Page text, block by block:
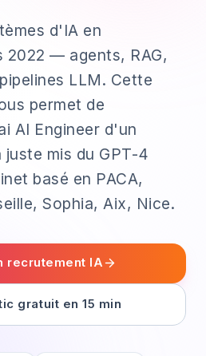
d'IA en
2022 — agents, RAG,
LLM. Cette
permet de
AI Engineer d'un
mis du GPT-4
basé en PACA,
Sophia, Aix, Nice.
recrutement IA
gratuit en 15 min